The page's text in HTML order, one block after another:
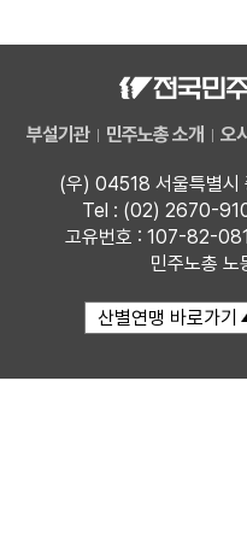
부설기관 민주노총 소개 오
(우) 04518 서울특별시
Tel : (02) 2670-
고유번호 : 107-82-
민주노총